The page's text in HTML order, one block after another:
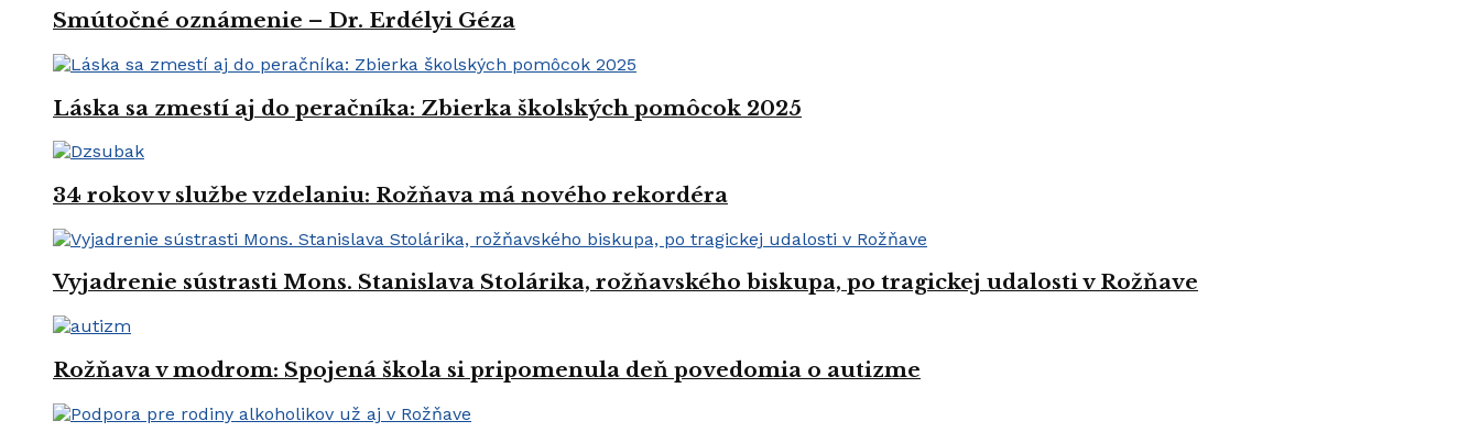
Smútočné oznámenie – Dr. Erdélyi Géza
Láska sa zmestí aj do peračníka: Zbierka školských pomôcok 2025
34 rokov v službe vzdelaniu: Rožňava má nového rekordéra
Vyjadrenie sústrasti Mons. Stanislava Stolárika, rožňavského biskupa, po tragickej udalosti v Rožňave
Rožňava v modrom: Spojená škola si pripomenula deň povedomia o autizme